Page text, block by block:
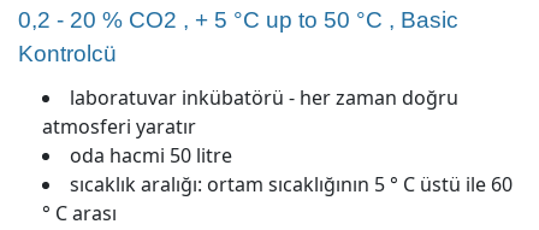
0,2 - 20 % CO2 , + 5 °C up to 50 °C , Basic
Kontrolcü
laboratuvar inkübatörü - her zaman doğru
atmosferi yaratır
oda hacmi 50 litre
sıcaklık aralığı: ortam sıcaklığının 5 ° C üstü ile 60
° C arası